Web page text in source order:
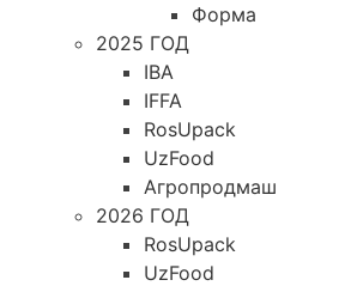
Форма
2025 ГОД
IBA
IFFA
RosUpack
UzFood
Агропродмаш
2026 ГОД
RosUpack
UzFood